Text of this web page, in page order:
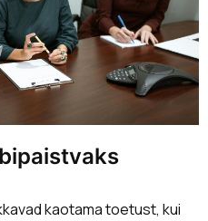
kaotama toetust, kui